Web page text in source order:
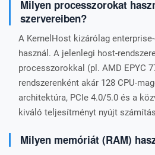
Milyen processzorokat
szervereiben?
A KernelHost kizárólag
használ. A jelenlegi host-
processzorokkal (pl. AMD EPYC
rendszerenként akár 128 CPU-
architektúra, PCIe 4.0/5.0 és a
kiváló teljesítményt nyújt
Milyen memóriát (RAM)